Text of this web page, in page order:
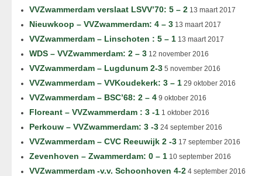
VVZwammerdam verslaat LSVV’70: 5 – 2 13 maart 2017
Nieuwkoop – VVZwammerdam: 4 – 3 13 maart 2017
VVZwammerdam – Linschoten : 5 – 1 13 maart 2017
WDS – VVZwammerdam: 2 – 3 12 november 2016
VVZwammerdam – Lugdunum 2-3 5 november 2016
VVZwammerdam – VVKoudekerk: 3 – 1 29 oktober 2016
VVZwammerdam – BSC’68: 2 – 4 9 oktober 2016
Floreant – VVZwammerdam : 3 -1 1 oktober 2016
Perkouw – VVZwammerdam: 3 -3 24 september 2016
VVZwammerdam – CVC Reeuwijk 2 -3 17 september 2016
Zevenhoven – Zwammerdam: 0 – 1 10 september 2016
VVZwammerdam -v.v. Schoonhoven 4-2 4 september 2016